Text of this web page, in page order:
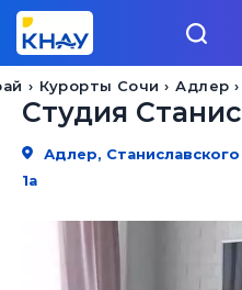
Адлер
Курорты Сочи
Студия
Адлер,
1а